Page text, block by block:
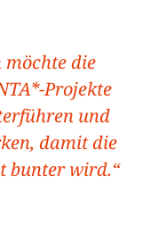
möchte die
Projekte
und
damit die
bunter wird.“